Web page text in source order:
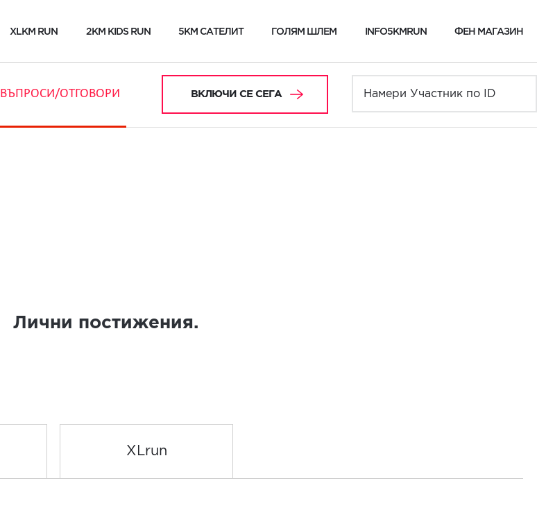
XLKM RUN 2KM KIDS RUN 5KM САТЕЛИТ ГОЛЯМ ШЛЕМ INFO5KMRUN ФЕН МАГАЗИН
ВЪПРОСИ/ОТГОВОРИ ВКЛЮЧИ СЕ СЕГА
Лични постижения.
XLrun